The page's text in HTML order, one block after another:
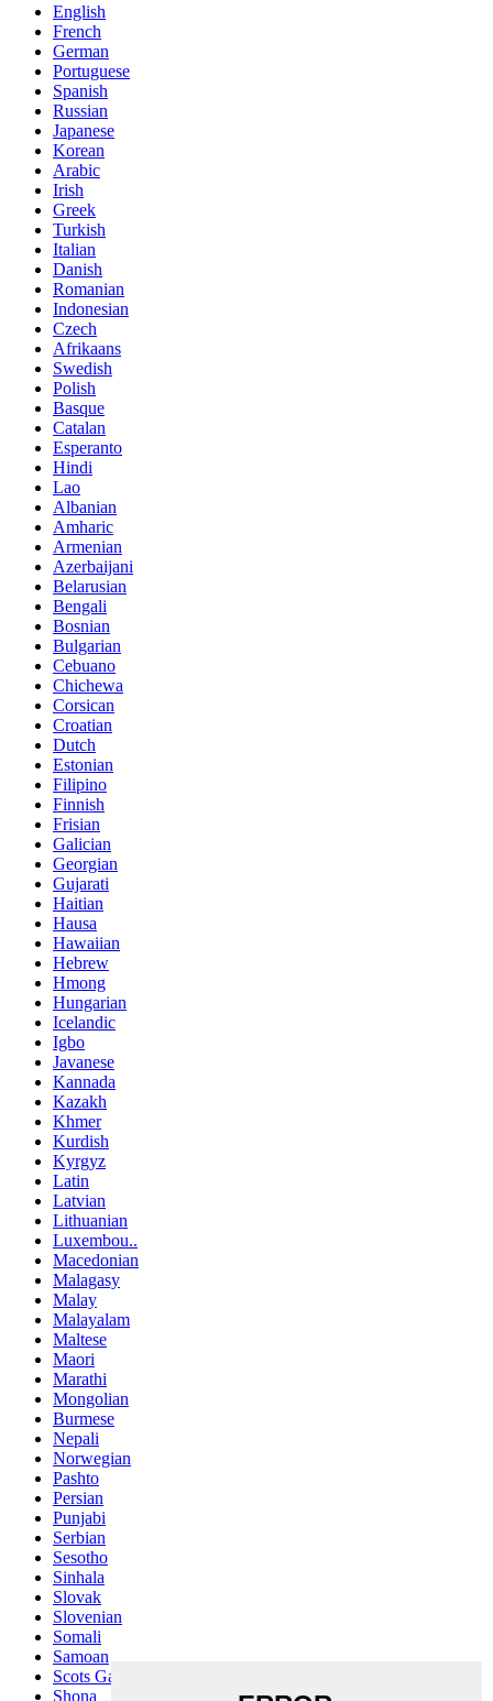
English
French
German
Portuguese
Spanish
Russian
Japanese
Korean
Arabic
Irish
Greek
Turkish
Italian
Danish
Romanian
Indonesian
Czech
Afrikaans
Swedish
Polish
Basque
Catalan
Esperanto
Hindi
Lao
Albanian
Amharic
Armenian
Azerbaijani
Belarusian
Bengali
Bosnian
Bulgarian
Cebuano
Chichewa
Corsican
Croatian
Dutch
Estonian
Filipino
Finnish
Frisian
Galician
Georgian
Gujarati
Haitian
Hausa
Hawaiian
Hebrew
Hmong
Hungarian
Icelandic
Igbo
Javanese
Kannada
Kazakh
Khmer
Kurdish
Kyrgyz
Latin
Latvian
Lithuanian
Luxembou..
Macedonian
Malagasy
Malay
Malayalam
Maltese
Maori
Marathi
Mongolian
Burmese
Nepali
Norwegian
Pashto
Persian
Punjabi
Serbian
Sesotho
Sinhala
Slovak
Slovenian
Somali
Samoan
Scots Gaelic
Shona